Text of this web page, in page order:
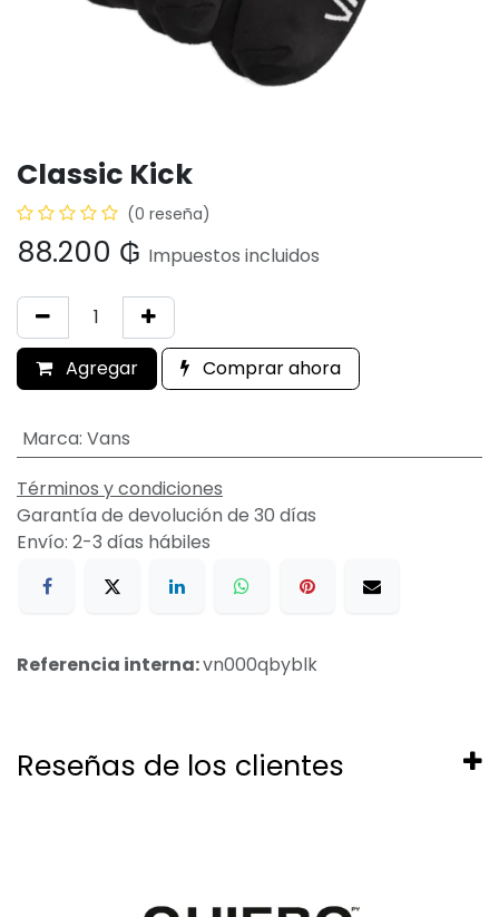
Classic Kick
(0 reseña)
88.200 ₲ Impuestos incluidos
Agregar Comprar ahora
Marca: Vans
Términos y condiciones
Garantía de devolución de 30 días
Envío: 2-3 días hábiles
Referencia interna:vn000qbyblk
Reseñas de los clientes